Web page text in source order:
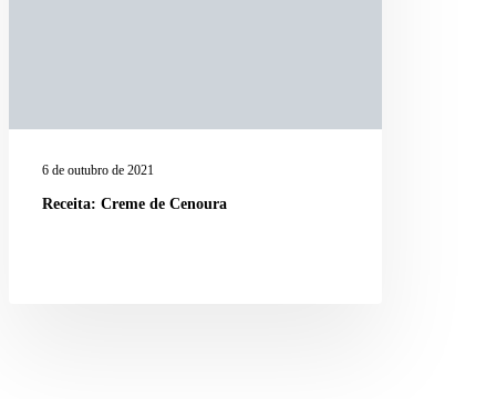
6 de outubro de 2021
Receita: Creme de Cenoura